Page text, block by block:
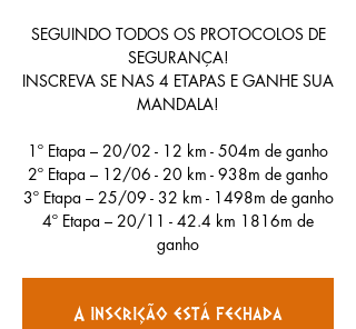
SEGUINDO TODOS OS PROTOCOLOS DE
SEGURANÇA!
INSCREVA SE NAS 4 ETAPAS E GANHE SUA
MANDALA!
1º Etapa – 20/02 - 12 km - 504m de ganho
2º Etapa – 12/06 - 20 km - 938m de ganho
3º Etapa – 25/09 - 32 km - 1498m de ganho
4º Etapa – 20/11 - 42.4 km 1816m de
ganho
A inscrição está fechada